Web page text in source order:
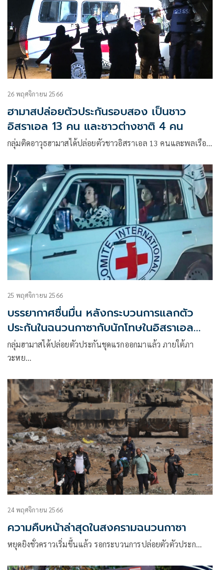
26 พฤศจิกายน 2566
ฮามาสปล่อยตัวประกันรอบสอง เป็นชาว
อิสราเอล 13 คน และชาวต่างชาติ 4 คน
กลุ่มติดอาวุธฮามาสได้ปล่อยตัวชาวอิสราเอล 13 คนและพลเรือ…
25 พฤศจิกายน 2566
บรรยากาศชื่นมื่น หลังกระบวนการแลกตัว
ประกันในฉนวนกาซากับนักโทษในอิสราเอล
ผ่านไปด้วยดี
กลุ่มฮามาสได้ปล่อยตัวประกันชุดแรกออกมาแล้ว ภายใต้ภา
วะหย…
24 พฤศจิกายน 2566
ความคืบหน้าล่าสุดในสงครามฉนวนกาซา
หยุดยิงชั่วคราวเริ่มขึ้นแล้ว รอกระบวนการปล่อยตัวตัวประก…